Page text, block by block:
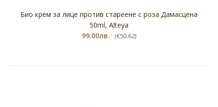
Био крем за лице против стареене с роза Дамасцена
50ml, Alteya
99.00лв. (€50.62)